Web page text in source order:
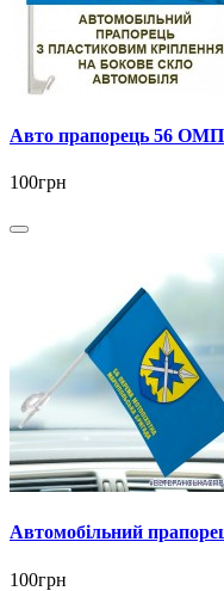
Авто прапорець 56
100грн
Автомобільний
100грн